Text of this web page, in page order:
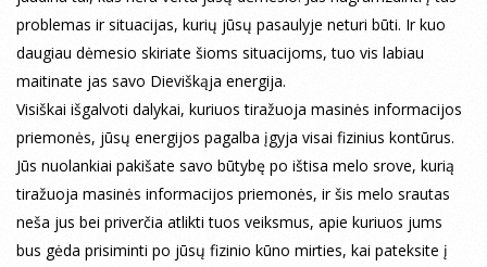
problemas ir situacijas, kurių jūsų pasaulyje neturi būti. Ir kuo
daugiau dėmesio skiriate šioms situacijoms, tuo vis labiau
maitinate jas savo Dieviškąja energija.
Visiškai išgalvoti dalykai, kuriuos tiražuoja masinės informacijos
priemonės, jūsų energijos pagalba įgyja visai fizinius kontūrus.
Jūs nuolankiai pakišate savo būtybę po ištisa melo srove, kurią
tiražuoja masinės informacijos priemonės, ir šis melo srautas
neša jus bei priverčia atlikti tuos veiksmus, apie kuriuos jums
bus gėda prisiminti po jūsų fizinio kūno mirties, kai pateksite į